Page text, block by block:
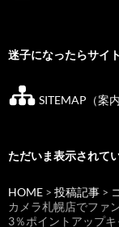
迷子になったらサイ
SITEMAP（案内
ただいま表示されて
HOME > 投稿記事 >
カメラ札幌店でファ
3％ポイントアップ